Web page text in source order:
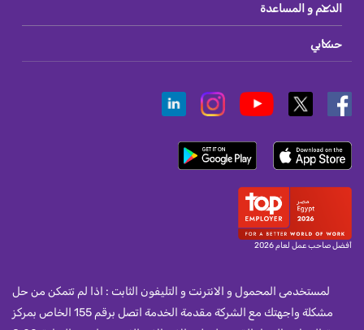
الدعم و المساعدة
حسابي
أفضل صاحب عمل لعام 2026
لمستخدمى المحمول و الانترنت و التليفون الثابت : اذا لم تتمكن من حل
مشكلة واجهتك مع الشركة مقدمة الخدمة اتصل برقم 155 الخاص بمركز